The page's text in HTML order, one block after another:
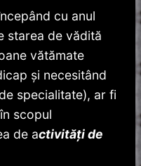
cu anul
starea de vădită
vătămate
și necesitând
specialitate), ar fi
scopul
de activități de